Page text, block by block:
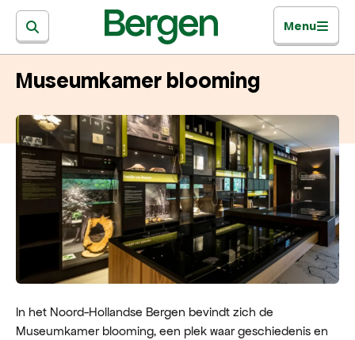
Menu
Museumkamer blooming
In het Noord-Hollandse Bergen bevindt zich de
Museumkamer blooming, een plek waar geschiedenis en